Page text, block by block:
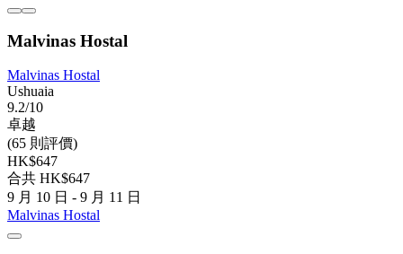
Malvinas Hostal
Malvinas Hostal
Ushuaia
9.2/10
卓越
(65 則評價)
HK$647
合共 HK$647
9 月 10 日 - 9 月 11 日
Malvinas Hostal